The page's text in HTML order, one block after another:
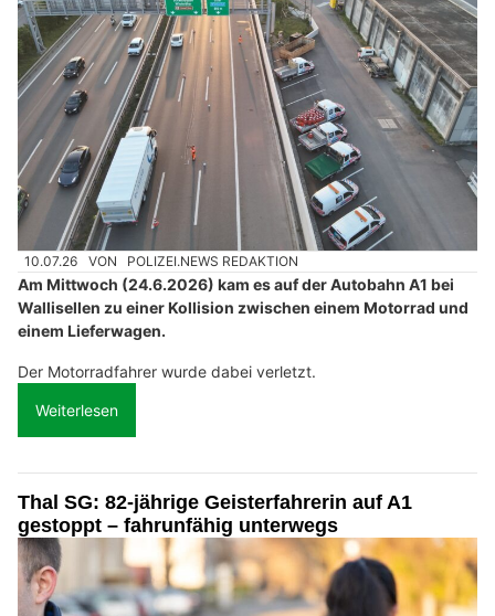
10.07.26 VON POLIZEI.NEWS REDAKTION
Am Mittwoch (24.6.2026) kam es auf der Autobahn A1 bei
Wallisellen zu einer Kollision zwischen einem Motorrad und
einem Lieferwagen.
Der Motorradfahrer wurde dabei verletzt.
Weiterlesen
Thal SG: 82-jährige Geisterfahrerin auf A1
gestoppt – fahrunfähig unterwegs